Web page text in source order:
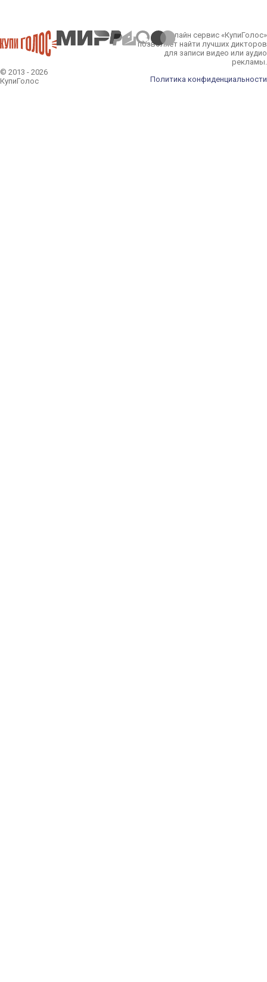
© 2013 - 2026
КупиГолос
Онлайн сервис «КупиГолос»
позволяет найти лучших дикторов
для записи видео или аудио
рекламы.
Политика конфиденциальности